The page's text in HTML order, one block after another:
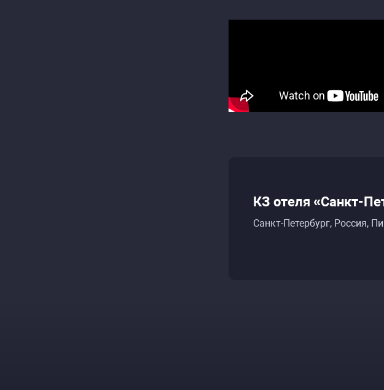
КЗ отеля «Санкт-
Санкт-Петербург, Россия,